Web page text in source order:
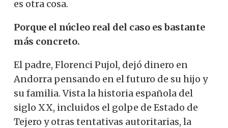
es otra cosa.
Porque el núcleo real del caso es bastante
más concreto.
El padre, Florenci Pujol, dejó dinero en
Andorra pensando en el futuro de su hijo y
su familia. Vista la historia española del
siglo XX, incluidos el golpe de Estado de
Tejero y otras tentativas autoritarias, la